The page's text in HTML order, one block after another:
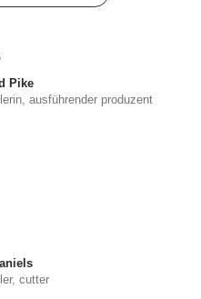
Pike
ausführender produzent
cutter